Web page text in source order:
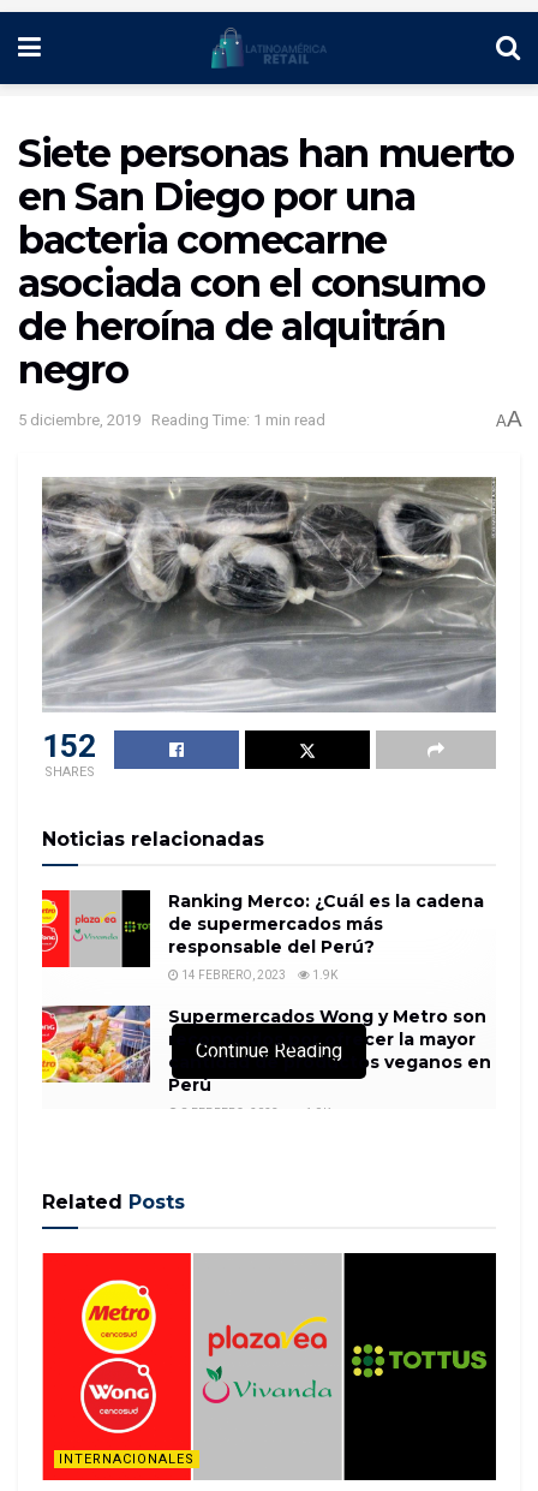
Siete personas han muerto
en San Diego por una
bacteria comecarne
asociada con el consumo
de heroína de alquitrán
negro
5 diciembre, 2019 Reading Time: 1 min read AA
152
SHARES
Noticias relacionadas
Ranking Merco: ¿Cuál es la cadena
de supermercados más
responsable del Perú?
14 FEBRERO, 2023 1.9K
Supermercados Wong y Metro son
reconocidos por ofrecer la mayor
cantidad de productos veganos en
Perú
8 FEBRERO, 2023 1.9K
meses a causa de una bacteria carnívora asociada
con el consumo de heroína de alquitrán negro.
Nueve personas que se inyectaron el medicamento
fueron ingresadas…
READ MORE
Continue Reading
Related Posts
INTERNACIONALES